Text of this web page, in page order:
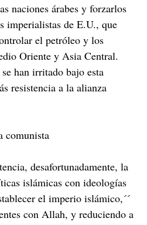
naciones árabes y forzarlos
imperialistas de E.U., que
el petróleo y los
Oriente y Asia Central.
han irritado bajo esta
resistencia a la alianza
comunista
desafortunadamente, la
islámicas con ideologías
el imperio islámico,´´
con Allah, y reduciendo a